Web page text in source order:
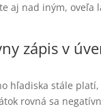
aj nad iným, oveľa
zápis v
hľadiska stále platí,
rovná sa